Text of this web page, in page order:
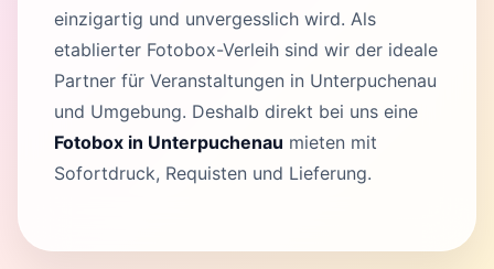
einzigartig und unvergesslich wird. Als
etablierter Fotobox-Verleih sind wir der ideale
Partner für Veranstaltungen in Unterpuchenau
und Umgebung. Deshalb direkt bei uns eine
Fotobox in Unterpuchenau mieten mit
Sofortdruck, Requisten und Lieferung.